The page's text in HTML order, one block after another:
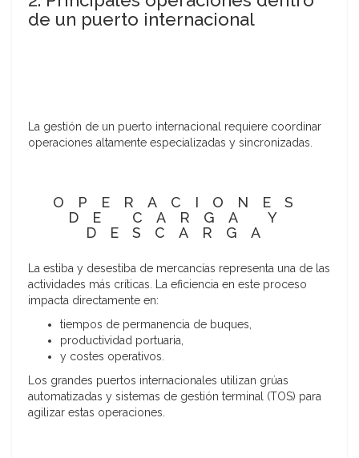
de un puerto internacional
La gestión de un puerto internacional requiere coordinar
operaciones altamente especializadas y sincronizadas.
OPERACIONES
DE CARGA Y
DESCARGA
La estiba y desestiba de mercancías representa una de las
actividades más críticas. La eficiencia en este proceso
impacta directamente en:
tiempos de permanencia de buques,
productividad portuaria,
y costes operativos.
Los grandes puertos internacionales utilizan grúas
automatizadas y sistemas de gestión terminal (TOS) para
agilizar estas operaciones.